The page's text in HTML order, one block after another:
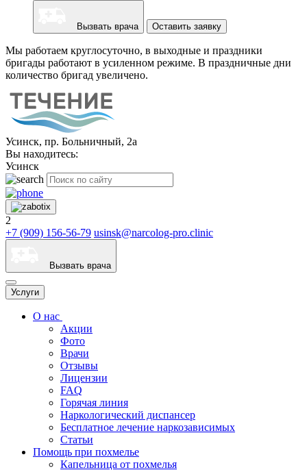
Вызвать врача Оставить заявку
Мы работаем круглосуточно, в выходные и праздники
бригады работают в усиленном режиме. В праздничные дни
количество бригад увеличено.
Усинск, пр. Больничный, 2а
Вы находитесь:
Усинск
2
+7 (909) 156-56-79 usinsk@narcolog-pro.clinic
Вызвать врача
Услуги
О нас
Акции
Фото
Врачи
Отзывы
Лицензии
FAQ
Горячая линия
Наркологический диспансер
Бесплатное лечение наркозависимых
Статьи
Помощь при похмелье
Капельница от похмелья